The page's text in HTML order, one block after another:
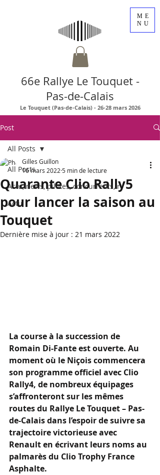
ME
NU
66e Rallye Le Touquet -
Pas-de-Calais
Le Touquet (Pas-de-Calais) - 26-28 mars 2026
Post
All Posts
Actu, news, pilotes, concurrents, r
Actu
All Posts
Quarante Clio Rally5
pour lancer la saison au
Touquet
Gilles Guillon
16 mars 2022 5 min de lecture
Dernière mise à jour : 21 mars 2022
La course à la succession de
Romain Di-Fante est ouverte. Au
moment où le Niçois commencera
son programme officiel avec Clio
Rally4, de nombreux équipages
s’affronteront sur les mêmes
routes du Rallye Le Touquet – Pas-
de-Calais dans l’espoir de suivre sa
trajectoire victorieuse avec
Renault en écrivant leurs noms au
palmarès du Clio Trophy France
Asphalte.